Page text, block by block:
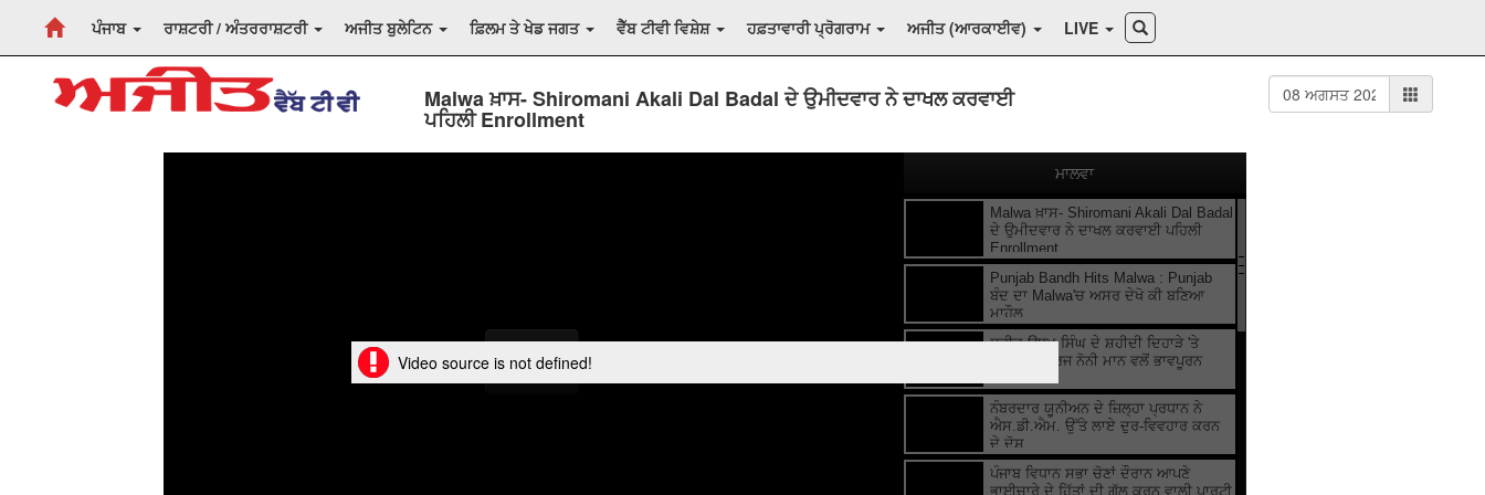
ਪੰਜਾਬ ਰਾਸ਼ਟਰੀ / ਅੰਤਰਰਾਸ਼ਟਰੀ ਅਜੀਤ ਬੁਲੇਟਿਨ ਫ਼ਿਲਮ ਤੇ ਖੇਡ ਜਗਤ ਵੈੱਬ ਟੀਵੀ ਵਿਸ਼ੇਸ਼ ਹਫ਼ਤਾਵਾਰੀ ਪ੍ਰੋਗਰਾਮ ਅਜੀਤ (ਆਰਕਾਈਵ) LIVE
Malwa ਖ਼ਾਸ- Shiromani Akali Dal Badal ਦੇ ਉਮੀਦਵਾਰ ਨੇ ਦਾਖਲ ਕਰਵਾਈ
ਪਹਿਲੀ Enrollment
Malwa ਖ਼ਾਸ- Shiromani Akali Dal Badal
ਦੇ ਉਮੀਦਵਾਰ ਨੇ ਦਾਖਲ ਕਰਵਾਈ ਪਹਿਲੀ
Enrollment
Punjab Bandh Hits Malwa : Punjab
ਬੰਦ ਦਾ Malwa'ਚ ਅਸਰ ਦੇਖੋ ਕੀ ਬਣਿਆ
ਮਾਹੌਲ
ਸ਼ਹੀਦ ਊਧਮ ਸਿੰਘ ਦੇ ਸ਼ਹੀਦੀ ਦਿਹਾੜੇ 'ਤੇ
ਹਲਕਾ ਇੰਚਾਰਜ ਨੋਨੀ ਮਾਨ ਵਲੋਂ ਭਾਵਪੂਰਨ
ਨੰਬਰਦਾਰ ਯੂਨੀਅਨ ਦੇ ਜ਼ਿਲ੍ਹਾ ਪ੍ਰਧਾਨ ਨੇ
ਐਸ.ਡੀ.ਐਮ. ਉੱਤੇ ਲਾਏ ਦੁਰ-ਵਿਵਹਾਰ ਕਰਨ
ਦੇ ਦੋਸ਼
ਪੰਜਾਬ ਵਿਧਾਨ ਸਭਾ ਚੋਣਾਂ ਦੌਰਾਨ ਆਪਣੇ
ਭਾਈਚਾਰੇ ਦੇ ਹਿੱਤਾਂ ਦੀ ਗੱਲ ਕਰਨ ਵਾਲੀ ਪਾਰਟੀ
ਮਾਲਵਾ
Video source is not defined!